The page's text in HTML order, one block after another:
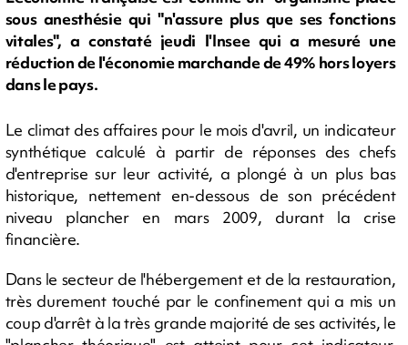
sous anesthésie qui "n'assure plus que ses fonctions
vitales", a constaté jeudi l'Insee qui a mesuré une
réduction de l'économie marchande de 49% hors loyers
dans le pays.
Le climat des affaires pour le mois d'avril, un indicateur
synthétique calculé à partir de réponses des chefs
d'entreprise sur leur activité, a plongé à un plus bas
historique, nettement en-dessous de son précédent
niveau plancher en mars 2009, durant la crise
financière.
Dans le secteur de l'hébergement et de la restauration,
très durement touché par le confinement qui a mis un
coup d'arrêt à la très grande majorité de ses activités, le